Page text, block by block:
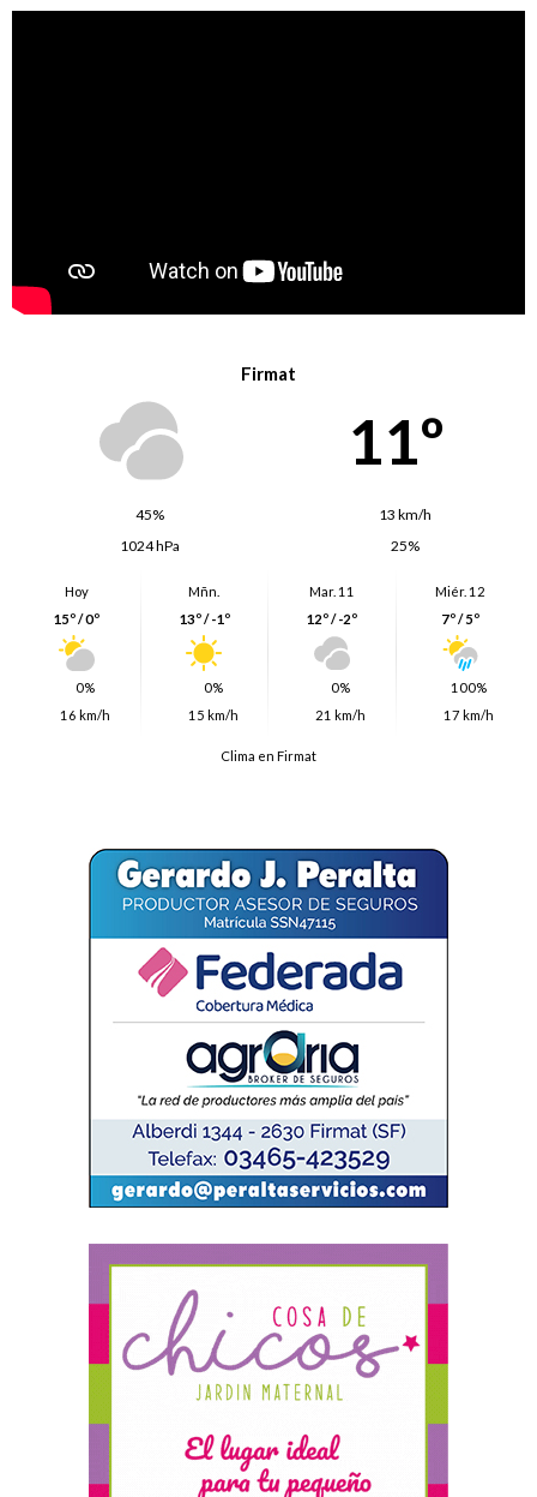
Firmat
11º
45%
13 km/h
1024 hPa
25%
Hoy
15º / 0º
0%
16 km/h
Mñn.
13º / -1º
0%
15 km/h
Mar. 11
12º / -2º
0%
21 km/h
Miér. 12
7º / 5º
100%
17 km/h
Clima en Firmat